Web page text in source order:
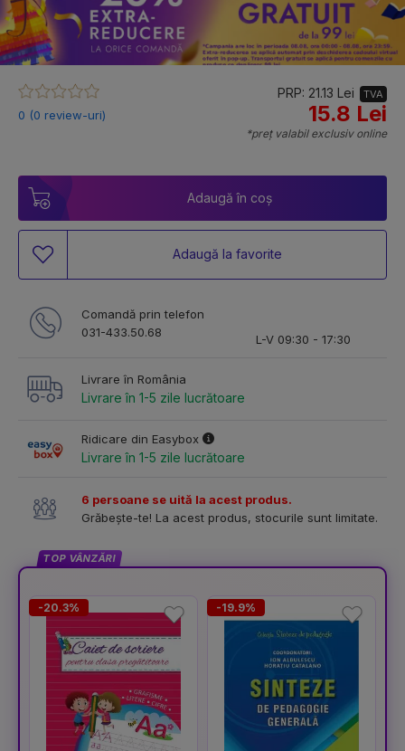
0 (0 review-uri)
PRP: 21.13 Lei TVA
15.8 Lei
*preț valabil exclusiv online
Adaugă în coș
Adaugă la favorite
Comandă prin telefon
031-433.50.68
L-V 09:30 - 17:30
Livrare în România
Livrare în 1-5 zile lucrătoare
Ridicare din Easybox
Livrare în 1-5 zile lucrătoare
6 persoane se uită la acest produs.
Grăbește-te! La acest produs, stocurile sunt limitate.
TOP VÂNZĂRI
-20.3% -19.9%